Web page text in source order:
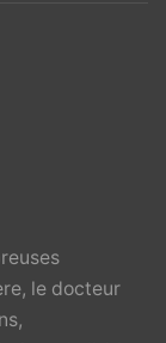
le docteur